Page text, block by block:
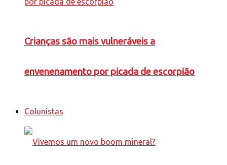
Crianças são mais vulneráveis a
envenenamento por picada de escorpião
Colunistas